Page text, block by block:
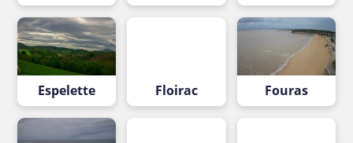
Espelette Floirac Fouras